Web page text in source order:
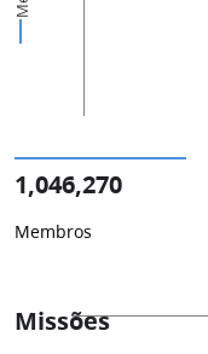
1,046,270
Membros
Missões